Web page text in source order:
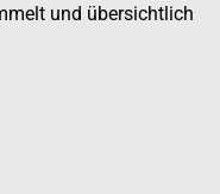
und übersichtlich